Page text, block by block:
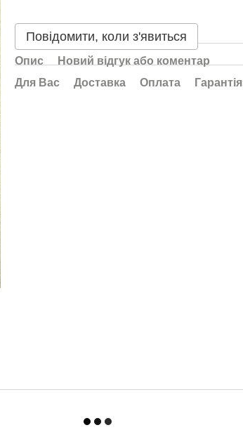
Повідомити, коли з'явиться
Опис
Новий відгук або коментар
Для Вас
Доставка Оплата Гарантія